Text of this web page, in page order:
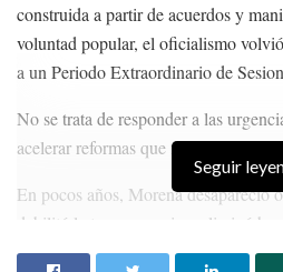
construida a partir de acuerdos y
voluntad popular, el oficialismo
a un Periodo Extraordinario de
No se trata de responder a las
acelerar reformas que fortalecen su
En pocos años, Morena desapareció
debilitó la transparencia y eliminó
medir la pobreza. También convirtió
Seguir